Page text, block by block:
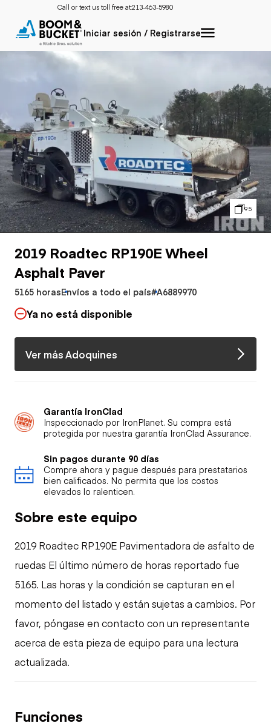
Call or text us toll free at:213-463-5980
Iniciar sesión / Registrarse
95
2019 Roadtec RP190E Wheel
Asphalt Paver
5165 horasEnvíos a todo el país#A6889970
Ya no está disponible
Ver más Adoquines
Garantía IronClad
Inspeccionado por IronPlanet. Su compra está
protegida por nuestra garantía IronClad Assurance.
Sin pagos durante 90 días
Compre ahora y pague después para prestatarios
bien calificados. No permita que los costos
elevados lo ralenticen.
Sobre este equipo
2019 Roadtec RP190E Pavimentadora de asfalto de
ruedas El último número de horas reportado fue
5165. Las horas y la condición se capturan en el
momento del listado y están sujetas a cambios. Por
favor, póngase en contacto con un representante
acerca de esta pieza de equipo para una lectura
actualizada.
Funciones